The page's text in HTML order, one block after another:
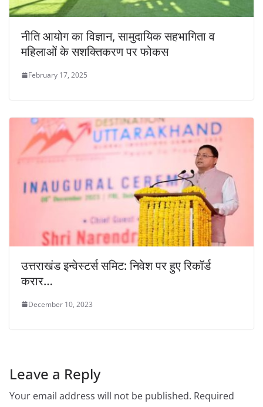
नीति आयोग का विज्ञान, सामुदायिक सहभागिता व
महिलाओं के सशक्तिकरण पर फोकस
February 17, 2025
उत्तराखंड इन्वेस्टर्स समिट: निवेश पर हुए रिकॉर्ड
करार…
December 10, 2023
Leave a Reply
Your email address will not be published. Required